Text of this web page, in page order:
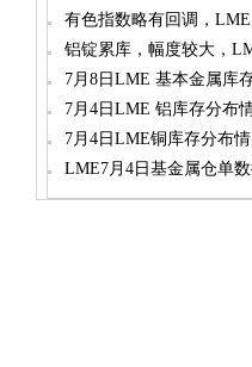
有色指数略有回调，
铝锭累库，幅度较大，
7月8日LME 基本金属库
7月4日LME 铝库存分布
7月4日LME铜库存分布
LME7月4日基金属仓单